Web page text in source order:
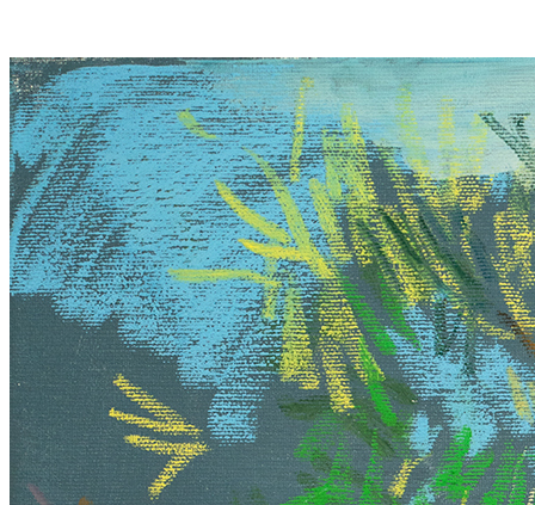
Από τον Λυκαβηττό